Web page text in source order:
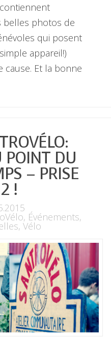
photos de
qui posent
appareil!)
Et la bonne
POINT DU
– PRISE
2 !
, Événements,
, Vélo